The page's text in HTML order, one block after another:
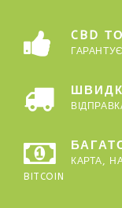
CBD
КАРТА,
BITCOIN